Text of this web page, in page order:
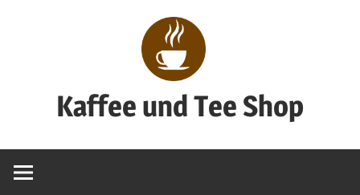
Kaffee und Tee Shop
pur